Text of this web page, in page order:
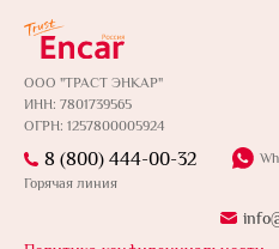
ООО "ТРАСТ ЭНКАР"
ИНН: 7801739565
ОГРН: 1257800005924
8 (800) 444-00-32
Горячая линия